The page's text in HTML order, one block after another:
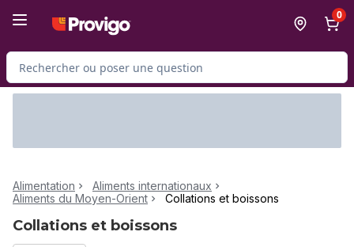
0
Rechercher des produits
Alimentation
Aliments internationaux
Aliments du Moyen-Orient
Collations et boissons
Collations et boissons